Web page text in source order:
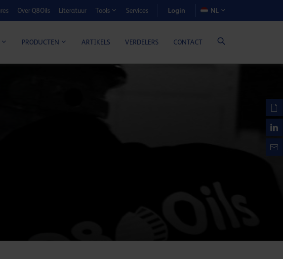
Over Q8Oils Literatuur Tools Services Login NL
PRODUCTEN ARTIKELS VERDELERS CONTACT